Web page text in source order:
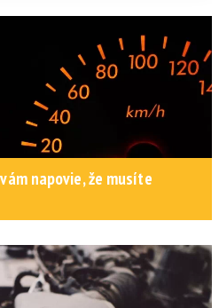
napovie, že musíte